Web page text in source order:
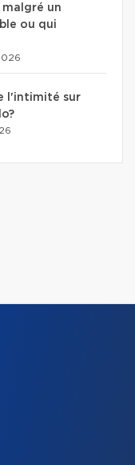
un
ou qui
l'intimité sur